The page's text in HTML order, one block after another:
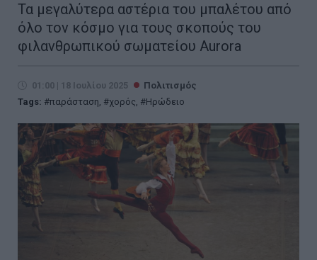
Τα μεγαλύτερα αστέρια του μπαλέτου από
όλο τον κόσμο για τους σκοπούς του
φιλανθρωπικού σωματείου Aurora
01:00 | 18 Ιουλίου 2025
Πολιτισμός
Tags:
παράσταση, χορός, Ηρώδειο